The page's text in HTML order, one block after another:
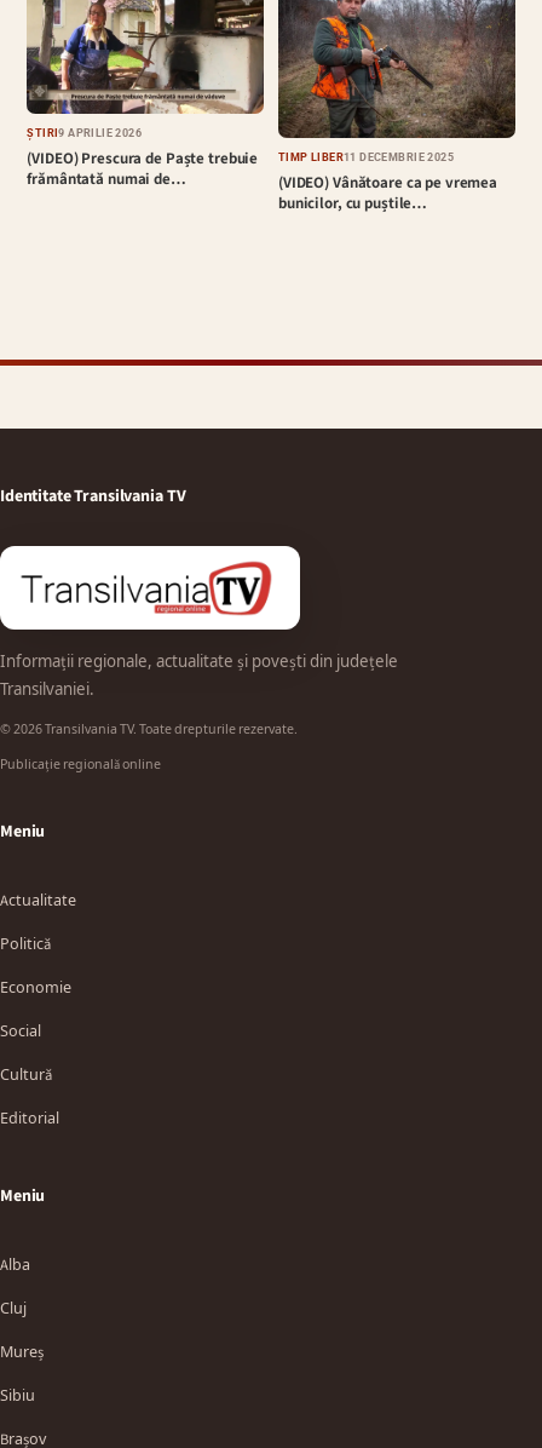
ȘTIRI9 APRILIE 2026
(VIDEO) Prescura de Paște trebuie
frământată numai de…
TIMP LIBER11 DECEMBRIE 2025
(VIDEO) Vânătoare ca pe vremea
bunicilor, cu puștile…
Identitate Transilvania TV
Informații regionale, actualitate și povești din județele
Transilvaniei.
© 2026 Transilvania TV. Toate drepturile rezervate.
Publicație regională online
Meniu
Actualitate
Politică
Economie
Social
Cultură
Editorial
Meniu
Alba
Cluj
Mureș
Sibiu
Brașov